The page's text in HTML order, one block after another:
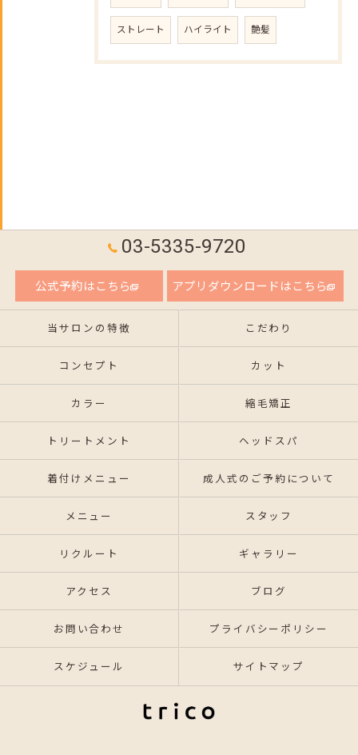
ストレート ハイライト 艶髪
03-5335-9720
公式予約はこちら アプリダウンロードはこちら
当サロンの特徴 こだわり
コンセプト カット
カラー 縮毛矯正
トリートメント ヘッドスパ
着付けメニュー 成人式のご予約について
メニュー スタッフ
リクルート ギャラリー
アクセス ブログ
お問い合わせ プライバシーポリシー
スケジュール サイトマップ